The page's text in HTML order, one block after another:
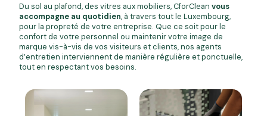
Du sol au plafond, des vitres aux mobiliers, CforClean vous
accompagne au quotidien, à travers tout le Luxembourg,
pour la propreté de votre entreprise. Que ce soit pour le
confort de votre personnel ou maintenir votre image de
marque vis-à-vis de vos visiteurs et clients, nos agents
d’entretien interviennent de manière régulière et ponctuelle,
tout en respectant vos besoins.